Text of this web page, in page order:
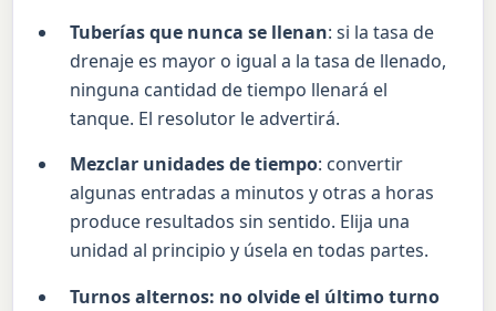
Tuberías que nunca se llenan: si la tasa de
drenaje es mayor o igual a la tasa de llenado,
ninguna cantidad de tiempo llenará el
tanque. El resolutor le advertirá.
Mezclar unidades de tiempo: convertir
algunas entradas a minutos y otras a horas
produce resultados sin sentido. Elija una
unidad al principio y úsela en todas partes.
Turnos alternos: no olvide el último turno